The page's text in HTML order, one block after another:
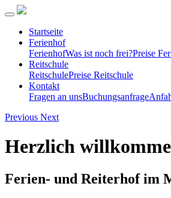
Startseite
Ferienhof
FerienhofWas ist noch frei?Preise
Reitschule
ReitschulePreise Reitschule
Kontakt
Fragen an unsBuchungsanfrage
Previous Next
Herzlich
Ferien- und Reiterhof im